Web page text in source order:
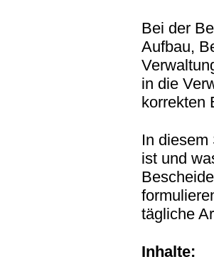
Bei der
Aufbau,
in die
korrekten
In
ist und
tägliche
Inhalte: